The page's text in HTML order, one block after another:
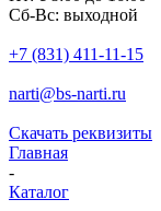
Сб-Вс: выходной
+7 (831) 411-11-15
narti@bs-narti.ru
Скачать реквизиты
Главная
-
Каталог